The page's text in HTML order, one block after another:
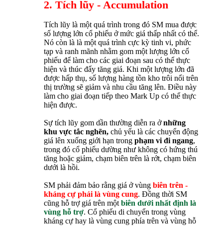
2. Tích lũy - Accumulation
Tích lũy là một quá trình trong đó SM mua được
số lượng lớn cổ phiếu ở mức giá thấp nhất có thể.
Nó còn là là một quá trình cực kỳ tinh vi, phức
tạp và ranh mãnh nhằm gom một lượng lớn cổ
phiếu để làm cho các giai đoạn sau có thể thực
hiện và thúc đẩy tăng giá. Khi một lượng lớn đã
được hấp thụ, số lượng hàng tồn kho trôi nổi trên
thị trường sẽ giảm và nhu cầu tăng lên. Điều này
làm cho giai đoạn tiếp theo Mark Up có thể thực
hiện được.
Sự tích lũy gom dần thường diễn ra ởnhững
khu vực tắc nghẽn, chủ yếu là các chuyển động
giá lên xuống giới hạn trong phạm vi đi ngang,
trong đó cổ phiếu dường như không có hứng thú
tăng hoặc giảm, chạm biên trên là rớt, chạm biên
dưới là hồi.
SM phải đảm bảo rằng giá ở vùng biên trên -
kháng cự phải là vùng cung. Đồng thời SM
cũng hỗ trợ giá trên một biên dưới nhất định là
vùng hỗ trợ. Cổ phiếu di chuyển trong vùng
kháng cự hay là vùng cung phía trên và vùng hỗ